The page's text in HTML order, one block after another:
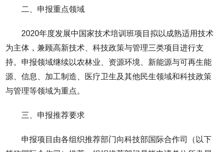
二、申报重点领域
2020年度发展中国家技术培训班项目拟以成熟适用技术
为主体，兼顾高新技术、科技政策与管理三类项目进行支
持。申报领域继续以农林业、资源环境、新能源与可再生能
源、信息、加工制造、医疗卫生及其他民生领域和科技政策
与管理等领域为重点。
三、申报推荐要求
申报项目由各组织推荐部门向科技部国际合作司（以下